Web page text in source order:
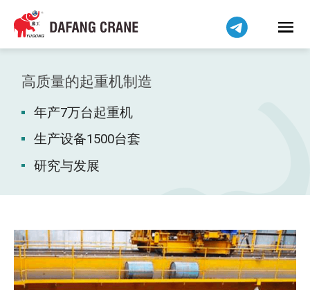
高质量的起重机制造
年产7万台起重机
生产设备1500台套
研究与发展
हिन्दी
Bahasa Indonesia
Bahasa Melayu
Tiếng Việt
বাংলা
فارسی
Pilipino
اردو
Беларуская мова
Kiswahili
Dansk